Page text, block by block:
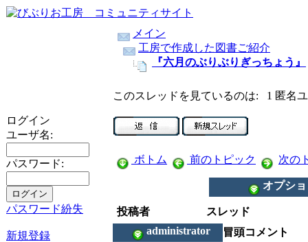
ログイン
ユーザ名:
パスワード:
パスワード紛失
新規登録
メイン
工房で作成した図書ご紹介
『六月のぶりぶりぎっちょう』
このスレッドを見ているのは: 1 匿名
ボトム 前のトピック 次の
オプシ
投稿者
スレッド
administrator
冒頭コメント